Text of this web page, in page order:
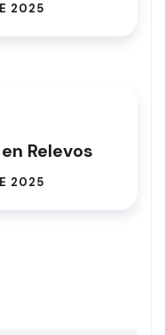
2025
Relevos
2025